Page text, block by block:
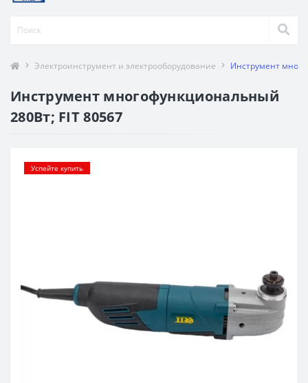
Электроинструмент и электрооборудование Инструмент
Инструмент многофункциональный
280Вт; FIT 80567
Успейте купить